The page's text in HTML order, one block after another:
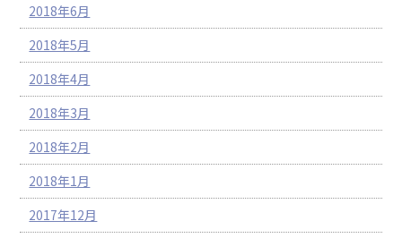
2018年6月
2018年5月
2018年4月
2018年3月
2018年2月
2018年1月
2017年12月